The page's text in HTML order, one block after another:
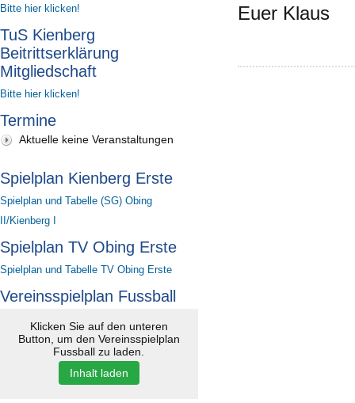
Bitte hier klicken!
TuS Kienberg
Beitrittserklärung
Mitgliedschaft
Bitte hier klicken!
Termine
Aktuelle keine Veranstaltungen
Spielplan Kienberg Erste
Spielplan und Tabelle (SG) Obing
II/Kienberg I
Spielplan TV Obing Erste
Spielplan und Tabelle TV Obing Erste
Vereinsspielplan Fussball
Klicken Sie auf den unteren
Button, um den Vereinsspielplan
Fussball zu laden.
Inhalt laden
Euer Klaus